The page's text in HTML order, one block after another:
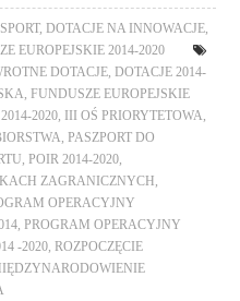
,DOTACJE NA INNOWACJE
EUROPEJSKIE 2014-2020
DOTACJE ,DOTACJE 2014-
,FUNDUSZE EUROPEJSKIE
2020 III OŚ PRIORYTETOWA
,PASZPORT DO
,POIR 2014-2020
ZAGRANICZNYCH
OPERACYJNY
,PROGRAM OPERACYJNY
-2020 ,ROZPOCZĘCIE